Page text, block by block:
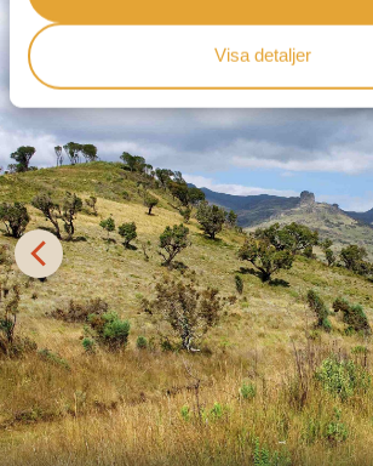
Visa detaljer
Idag lämnar du halvön och ger dig ut
lång resa mot Sipi Falls. Landskapet